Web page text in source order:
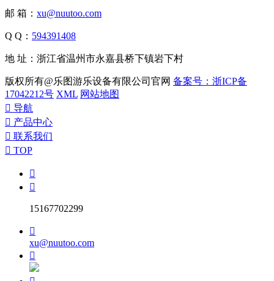
邮 箱： xu@nuutoo.com
Q Q： 594391408
地 址：浙江省温州市永嘉县桥下镇岩下村
版权所有@乐图游乐设备有限公司官网 备案号：浙ICP备
17042212号 XML 网站地图
 导航
 产品中心
 联系我们
 TOP


15167702299

xu@nuutoo.com
